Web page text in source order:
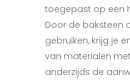
toegepast op een
Door de baksteen
gebruiken, krijg je
van materialen
anderzijds de